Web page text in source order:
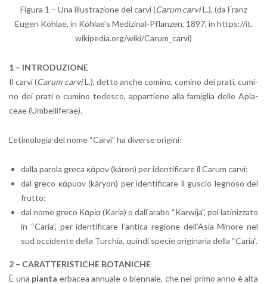
Fi­gu­ra 1 – Una il­lu­stra­zio­ne del carvi (Carum carviL.), (da Franz
Eugen Köhlae, in Köhlae’s Me­di­zi­nal-Pflan­zen, 1897, in https://​it.​
wikipedia.​org/​wiki/​Carum_​carvi)
1 – IN­TRO­DU­ZIO­NE
Il carvi (Carum carviL.), detto anche co­mi­no, co­mi­no dei prati, cu­mi­
no dei prati o cu­mi­no te­de­sco, ap­par­tie­ne alla fa­mi­glia delle Apia­
ceae (Um­bel­li­fe­rae).
L’e­ti­mo­lo­gia del nome “Carvi” ha di­ver­se ori­gi­ni:
dalla pa­ro­la greca κάρον (káron) per iden­ti­fi­ca­re il Carum carvi;
dal greco κάρυον (káryon) per iden­ti­fi­ca­re il gu­scio le­gno­so del
frut­to;
dal nome greco Κᾱρία (Karίa) o dal­l’a­ra­bo “Kar­wi­ja”, poi la­ti­niz­za­to
in “Caria”, per iden­ti­fi­ca­re l’an­ti­ca re­gio­ne del­l’A­sia Mi­no­re nel
sud oc­ci­den­te della Tur­chia, quin­di spe­cie ori­gi­na­ria della “Caria”.
2 – CA­RAT­TE­RI­STI­CHE BO­TA­NI­CHE
È una pian­ta er­ba­cea an­nua­le o bien­na­le, che nel primo anno è alta